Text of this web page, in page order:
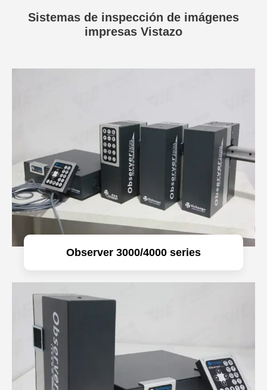
Sistemas de inspección de imágenes
impresas Vistazo
Observer 3000/4000 series